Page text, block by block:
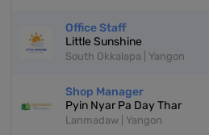
Office Staff
Little Sunshine
South Okkalapa | Yangon
Shop Manager
Pyin Nyar Pa Day Thar
Lanmadaw | Yangon